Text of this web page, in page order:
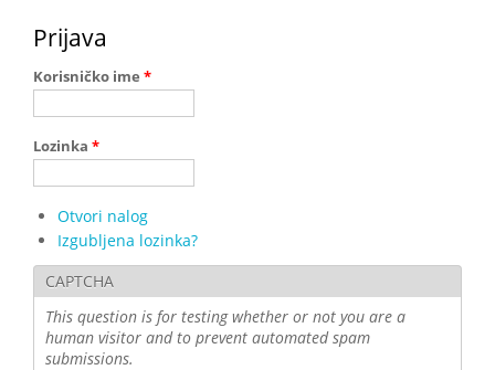
Prijava
Korisničko ime *
Lozinka *
Otvori nalog
Izgubljena lozinka?
CAPTCHA
This question is for testing whether or not you are a
human visitor and to prevent automated spam
submissions.